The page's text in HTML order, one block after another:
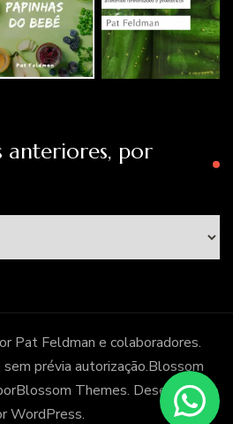
anteriores, por
Pat Feldman e colaboradores.
prévia autorização.Blossom
Blossom Themes. Desenvolvido
WordPress.